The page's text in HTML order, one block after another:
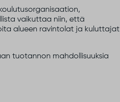
vaikuttaa niin, että
alueen ravintolat ja kuluttajat
tuotannon mahdollisuuksia